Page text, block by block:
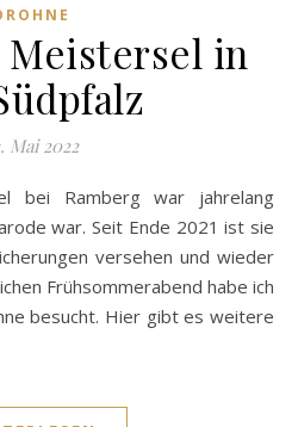
in
Mai 2022
war. Seit Ende 2021 ist sie
versehen und wieder
Frühsommerabend habe ich
besucht. Hier gibt es weitere